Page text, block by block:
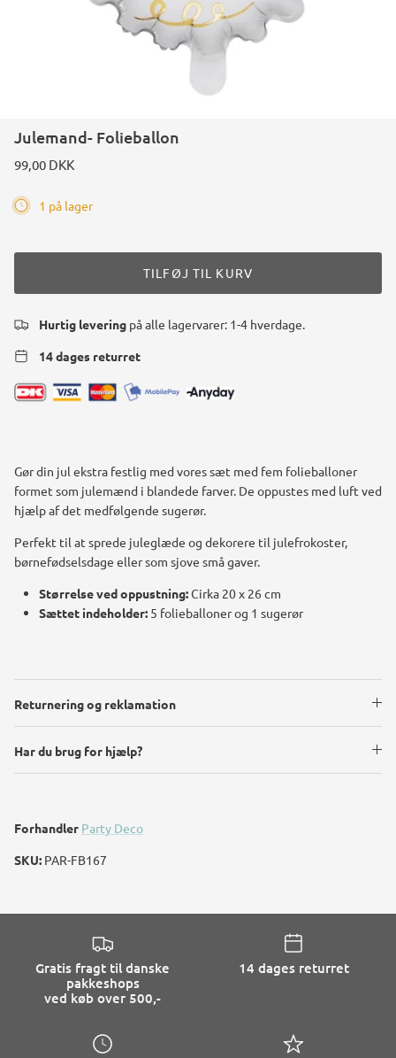
Konstruktions køretøj temafest
Julemand- Folieballon
99,00 DKK
1 på lager
TILFØJ TIL KURV
Hurtig levering på alle lagervarer: 1-4 hverdage.
14 dages returret
Gør din jul ekstra festlig med vores sæt med fem folieballoner
formet som julemænd i blandede farver. De oppustes med luft ved
hjælp af det medfølgende sugerør.
Perfekt til at sprede juleglæde og dekorere til julefrokoster,
børnefødselsdage eller som sjove små gaver.
Størrelse ved oppustning:Cirka 20 x 26 cm
Sættet indeholder: 5 folieballoner og 1 sugerør
Returnering og reklamation
Har du brug for hjælp?
Forhandler Party Deco
SKU: PAR-FB167
Gratis fragt til danske
pakkeshops
ved køb over 500,-
14 dages returret